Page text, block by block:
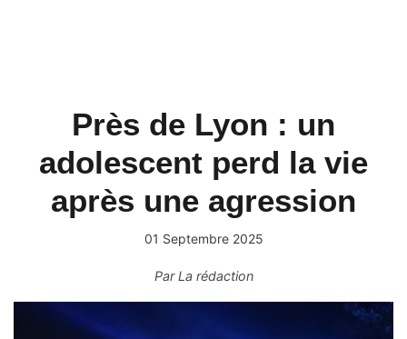
Près de Lyon : un
adolescent perd la vie
après une agression
01 Septembre 2025
ParLa rédaction